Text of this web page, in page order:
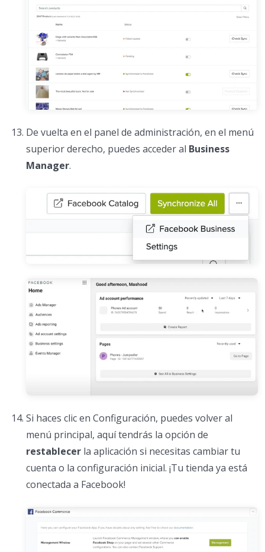
De vuelta en el panel de administración, en el menú
superior derecho, puedes acceder al Business
Manager.
Si haces clic en Configuración, puedes volver al
menú principal, aquí tendrás la opción de
restablecer la aplicación si necesitas cambiar tu
cuenta o la configuración inicial. ¡Tu tienda ya está
conectada a Facebook!